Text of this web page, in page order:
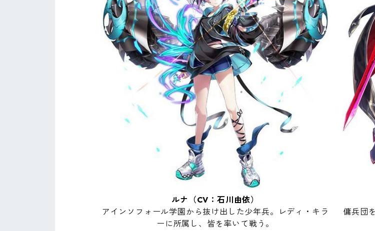
ルナ（CV：石川由依）
アインソフォール学園から抜け出した少年兵。レディ・キラ
ーに所属し、皆を率いて戦う。
傭兵団